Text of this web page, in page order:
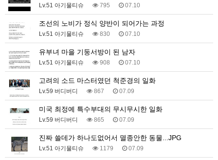
Lv.51 아기물티슈 795 07.10
조선의 노비가 정식 양반이 되어가는 과정
Lv.51 아기물티슈 830 07.10
유부녀 마을 기둥서방이 된 남자
Lv.51 아기물티슈 908 07.10
고려의 소드 마스터였던 척준경의 일화
Lv.59 버디버디 867 07.09
미국 최정예 특수부대의 무시무시한 일화
Lv.59 버디버디 865 07.09
진짜 쓸데가 하나도없어서 멸종안한 동물...JPG
Lv.51 아기물티슈 1179 07.09